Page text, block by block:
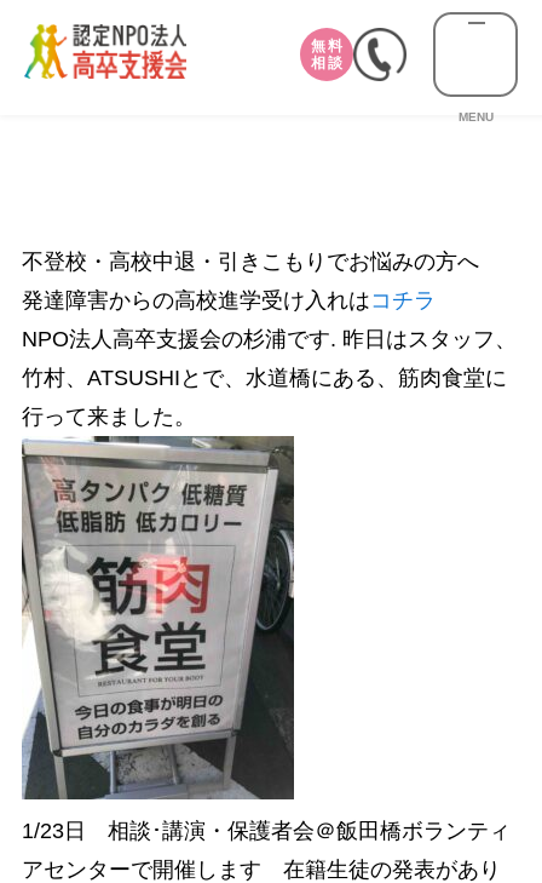
無料
相談
MENU
不登校・高校中退・引きこもりでお悩みの方へ
発達障害からの高校進学受け入れはコチラ
NPO法人高卒支援会の杉浦です. 昨日はスタッフ、
竹村、ATSUSHIとで、水道橋にある、筋肉食堂に
行って来ました。
1/23日 相談･講演・保護者会＠飯田橋ボランティ
アセンターで開催します 在籍生徒の発表があり